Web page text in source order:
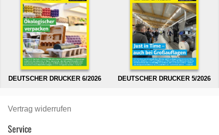
DEUTSCHER DRUCKER 6/2026 DEUTSCHER DRUCKER 5/2026
Vertrag widerrufen
Service